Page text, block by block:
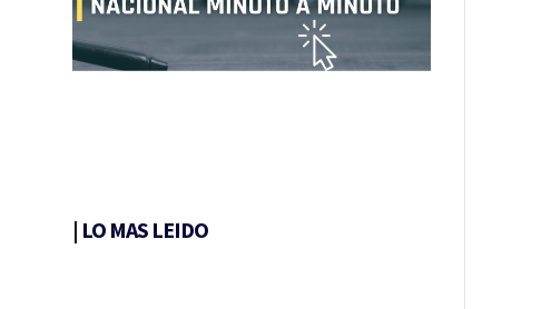
| LO MAS LEIDO